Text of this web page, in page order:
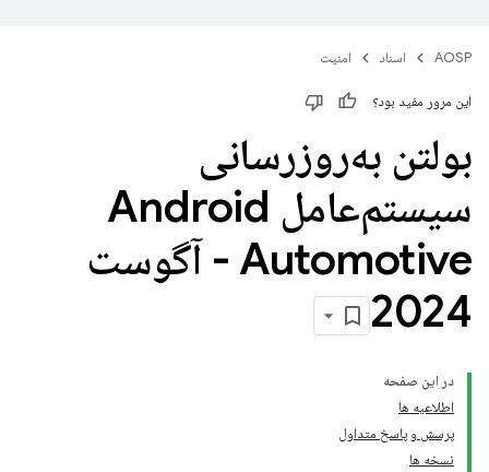
AOSP اسناد امنیت
این مرور مفید بود؟
بولتن به‌روزرسانی
سیستم‌عامل Android
Automotive - آگوست
2024
در این صفحه
اطلاعیه ها
پرسش و پاسخ متداول
نسخه ها